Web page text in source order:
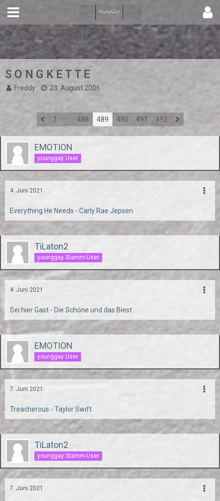
Spiel, Spaß und Unfug
S O N G K E T T E
Freddy 23. August 2006
1 488 489 490 491 492
EMOTION
younggay User
4. Juni 2021
Everything He Needs - Carly Rae Jepsen
TiLaton2
younggay Stamm-User
4. Juni 2021
Sei hier Gast - Die Schöne und das Biest
EMOTION
younggay User
7. Juni 2021
Treacherous - Taylor Swift
TiLaton2
younggay Stamm-User
7. Juni 2021